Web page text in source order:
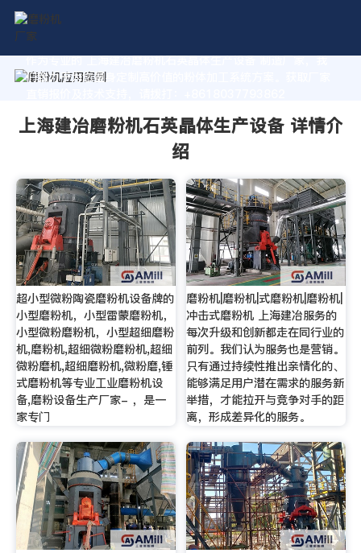
作为专业的 上海建冶磨粉机石英晶体生产设备 制造厂家，我
们致力于为您量身定制高价值的粉体加工系统方案。获取厂家
上海建冶磨粉机石英晶体生产设备 详情介
绍
超小型微粉陶瓷磨粉机设备牌的
小型磨粉机，小型雷蒙磨粉机，
小型微粉磨粉机，小型超细磨粉
机,磨粉机,超细微粉磨粉机,超细
微粉磨机,超细磨粉机,微粉磨,锤
式磨粉机等专业工业磨粉机设
备,磨粉设备生产厂家- ，是一
家专门
磨粉机|磨粉机|式磨粉机|磨粉机|
冲击式磨粉机 上海建冶服务的
每次升级和创新都走在同行业的
前列。我们认为服务也是营销。
只有通过持续性推出亲情化的、
能够满足用户潜在需求的服务新
举措，才能拉开与竞争对手的距
离，形成差异化的服务。